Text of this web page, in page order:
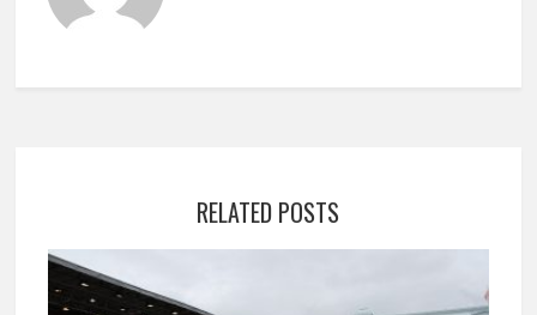
RELATED POSTS